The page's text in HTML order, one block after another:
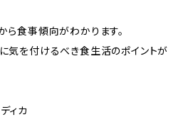
ら食事傾向がわかります。
気を付けるべき食生活のポイントが
ィカ